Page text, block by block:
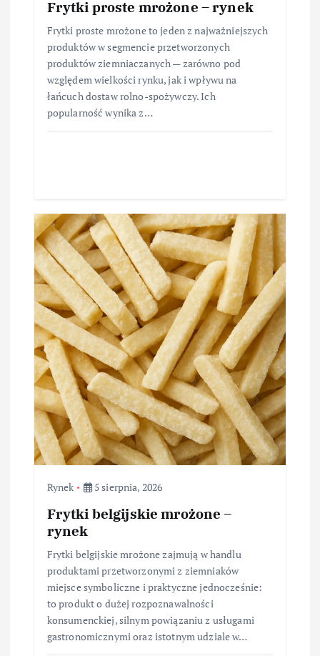
Frytki proste mrożone – rynek
Frytki proste mrożone to jeden z najważniejszych
produktów w segmencie przetworzonych
produktów ziemniaczanych — zarówno pod
względem wielkości rynku, jak i wpływu na
łańcuch dostaw rolno-spożywczy. Ich
popularność wynika z…
Rynek 5 sierpnia, 2026
Frytki belgijskie mrożone –
rynek
Frytki belgijskie mrożone zajmują w handlu
produktami przetworzonymi z ziemniaków
miejsce symboliczne i praktyczne jednocześnie:
to produkt o dużej rozpoznawalności
konsumenckiej, silnym powiązaniu z usługami
gastronomicznymi oraz istotnym udziale w…